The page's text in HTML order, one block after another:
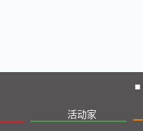
■
活动家